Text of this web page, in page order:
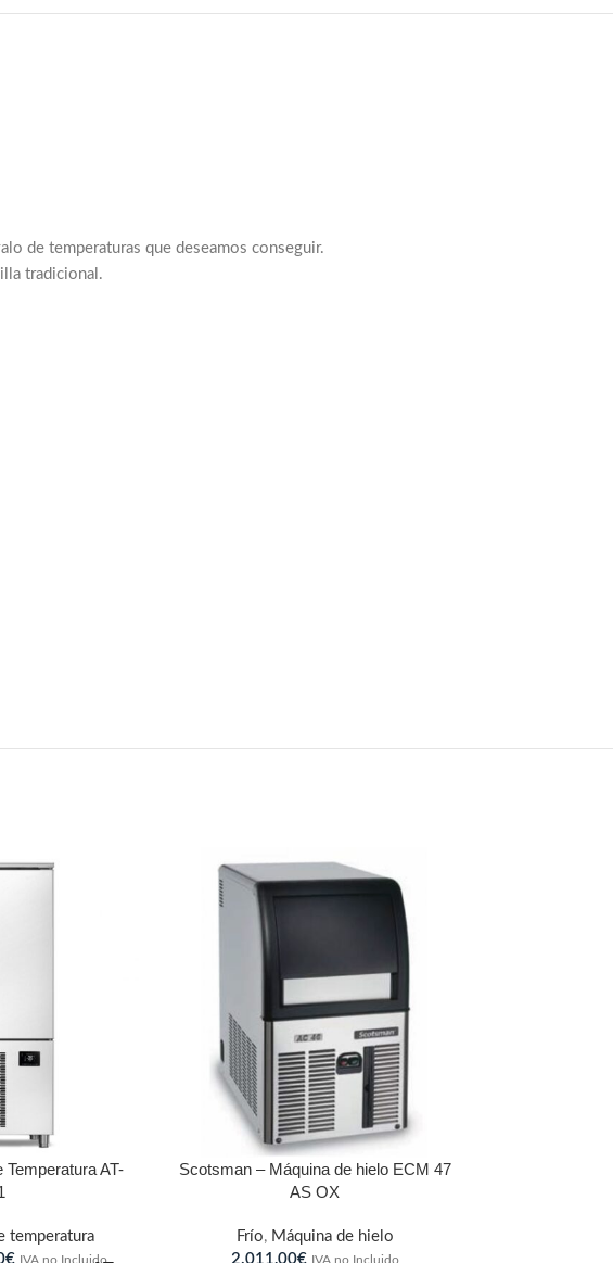
de temperaturas que deseamos conseguir.
tradicional.
AT-
temperatura
€ IVA no Incluido
Scotsman – Máquina de hielo ECM 47
AS OX
Frío, Máquina de hielo
2.011,00€ IVA no Incluido